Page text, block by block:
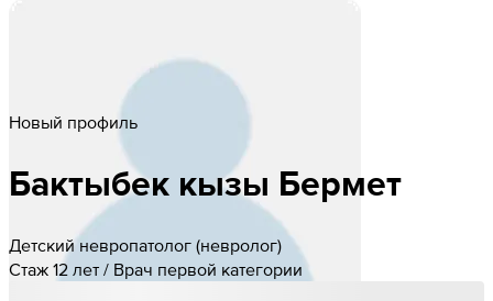
Новый профиль
Бактыбек кызы Бермет
Детский невропатолог (невролог)
Стаж 12 лет / Врач первой категории